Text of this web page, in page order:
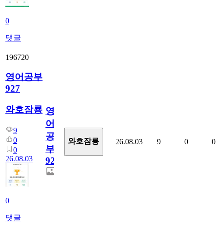
0
댓글
196720
영어공부
927
와호잠룡
9
0
0
26.08.03
0
댓글
영
어
공
부
927
와호잠룡 26.08.03 9 0 0